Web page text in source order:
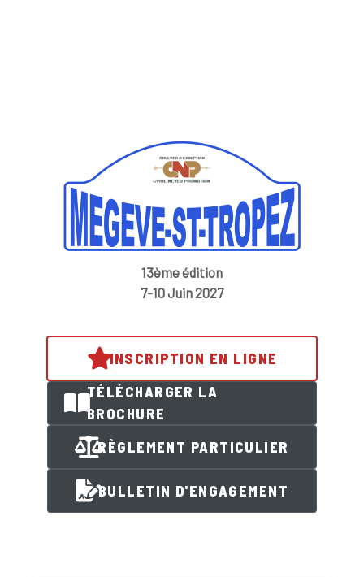
13ème édition
7-10 Juin 2027
INSCRIPTION EN LIGNE
TÉLÉCHARGER LA
BROCHURE
RÈGLEMENT PARTICULIER
BULLETIN D'ENGAGEMENT